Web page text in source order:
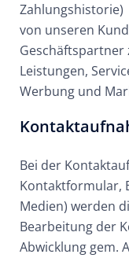
Zahlungshistorie)
von unseren
Geschäftspartner
Leistungen,
Werbung und
Bei der
Kontaktformular,
Medien) werden
Bearbeitung der
Abwicklung gem.